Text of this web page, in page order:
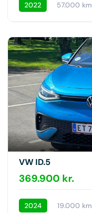
2022 57.000 km
VW ID.5
369.900 kr.
2024 19.000 km